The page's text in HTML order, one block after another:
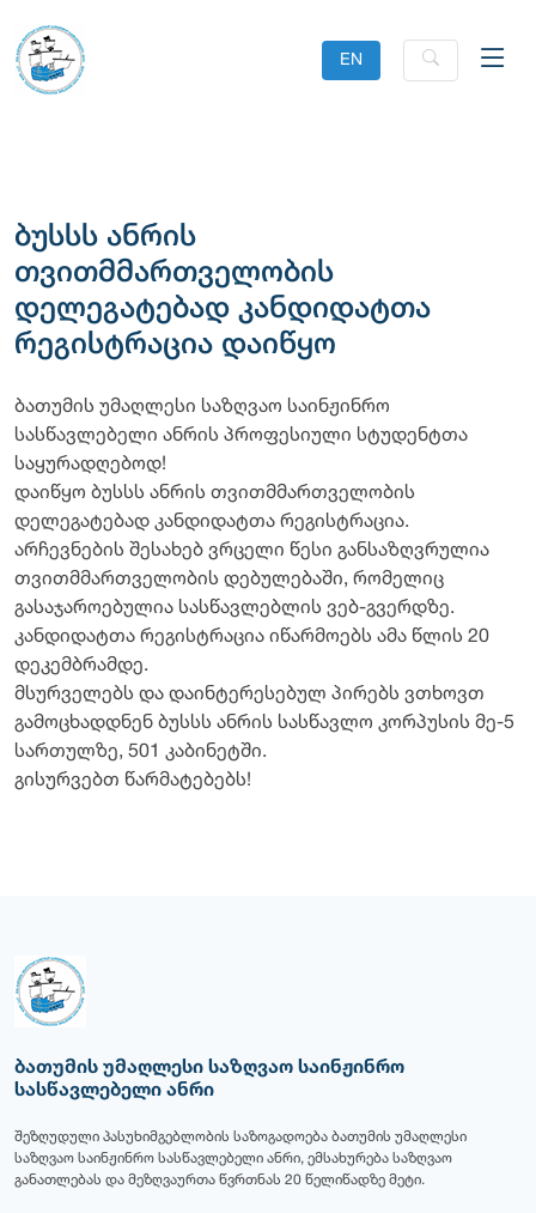
EN
ბუსსს ანრის
თვითმმართველობის
დელეგატებად კანდიდატთა
რეგისტრაცია დაიწყო
ბათუმის უმაღლესი საზღვაო საინჟინრო
სასწავლებელი ანრის პროფესიული სტუდენტთა
საყურადღებოდ!
დაიწყო ბუსსს ანრის თვითმმართველობის
დელეგატებად კანდიდატთა რეგისტრაცია.
არჩევნების შესახებ ვრცელი წესი განსაზღვრულია
თვითმმართველობის დებულებაში, რომელიც
გასაჯაროებულია სასწავლებლის ვებ-გვერდზე.
კანდიდატთა რეგისტრაცია იწარმოებს ამა წლის 20
დეკემბრამდე.
მსურველებს და დაინტერესებულ პირებს ვთხოვთ
გამოცხადდნენ ბუსსს ანრის სასწავლო კორპუსის მე-5
სართულზე, 501 კაბინეტში.
გისურვებთ წარმატებებს!
ბათუმის უმაღლესი საზღვაო საინჟინრო
სასწავლებელი ანრი
შეზღუდული პასუხიმგებლობის საზოგადოება ბათუმის უმაღლესი
საზღვაო საინჟინრო სასწავლებელი ანრი, ემსახურება საზღვაო
განათლებას და მეზღვაურთა წვრთნას 20 წელიწადზე მეტი.